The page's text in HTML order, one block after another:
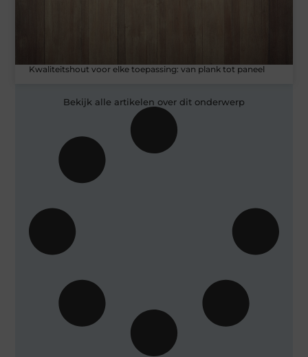
Kwaliteitshout voor elke toepassing: van plank tot paneel
Bekijk alle artikelen over dit onderwerp